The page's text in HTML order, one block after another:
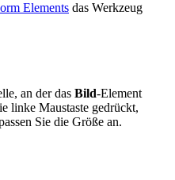
Elements das Werkzeug
an der das Bild-Element
linke Maustaste gedrückt,
Sie die Größe an.